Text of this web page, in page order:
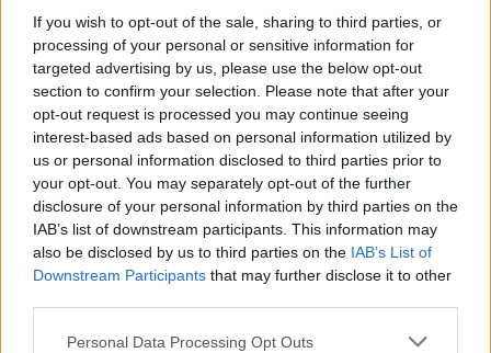
If you wish to opt-out of the sale, sharing to third parties, or
processing of your personal or sensitive information for
targeted advertising by us, please use the below opt-out
section to confirm your selection. Please note that after your
opt-out request is processed you may continue seeing
interest-based ads based on personal information utilized by
us or personal information disclosed to third parties prior to
your opt-out. You may separately opt-out of the further
disclosure of your personal information by third parties on the
IAB’s list of downstream participants. This information may
also be disclosed by us to third parties on the IAB’s List of
Downstream Participants that may further disclose it to other
Please note that this website/app uses one or more Google
Personal Data Processing Opt Outs
απολύμανσης του αέρα και διαχείρισης δειγμάτων
ιών.